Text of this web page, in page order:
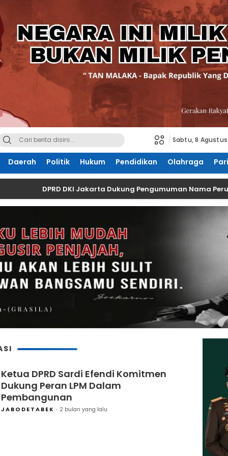
Sabtu, 8
Daerah Politik Hukum Pendidikan Olahraga
DPRD DKI Jakarta Dukung Pengumuman Nama
Ketua DPRD Sardi Efendi Komitmen
Dukung Peran LPM Dalam
Pembangunan
JABODETABEK 2 bulan yang lalu